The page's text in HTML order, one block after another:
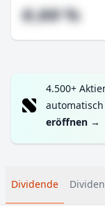
#,## %
4.500+
eröffnen →
Dividende